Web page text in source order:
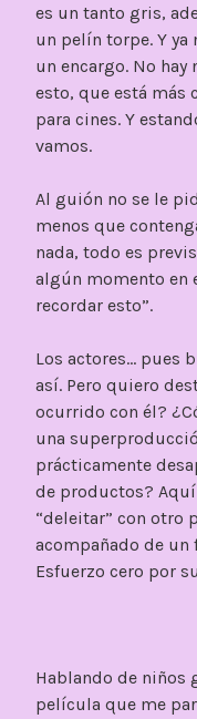
es un tanto gris,
un pelín torpe. Y ya
un encargo. No
esto, que está más
para cines. Y
vamos.
Al guión no se le
menos que
nada, todo es
algún momento en
recordar esto”.
Los actores… pues
así. Pero quiero
ocurrido con él?
una
prácticamente
de productos? Aquí
“deleitar” con otro
acompañado de un
Esfuerzo cero por
Hablando de niños
película que me